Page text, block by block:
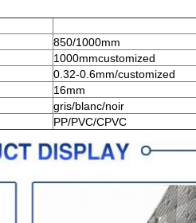
850/1000mm
1000mmcustomized
0.32-0.6mm/customized
16mm
gris/blanc/noir
PP/PVC/CPVC